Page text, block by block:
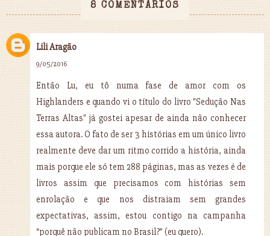
8 COMENTÁRIOS
Lili Aragão
9/05/2016
Então Lu, eu tô numa fase de amor com os
Highlanders e quando vi o título do livro "Sedução Nas
Terras Altas" já gostei apesar de ainda não conhecer
essa autora. O fato de ser 3 histórias em um único livro
realmente deve dar um ritmo corrido a história, ainda
mais porque ele só tem 288 páginas, mas as vezes é de
livros assim que precisamos com histórias sem
enrolação e que nos distraiam sem grandes
expectativas, assim, estou contigo na campanha
“porquê não publicam no Brasil?” (eu quero).